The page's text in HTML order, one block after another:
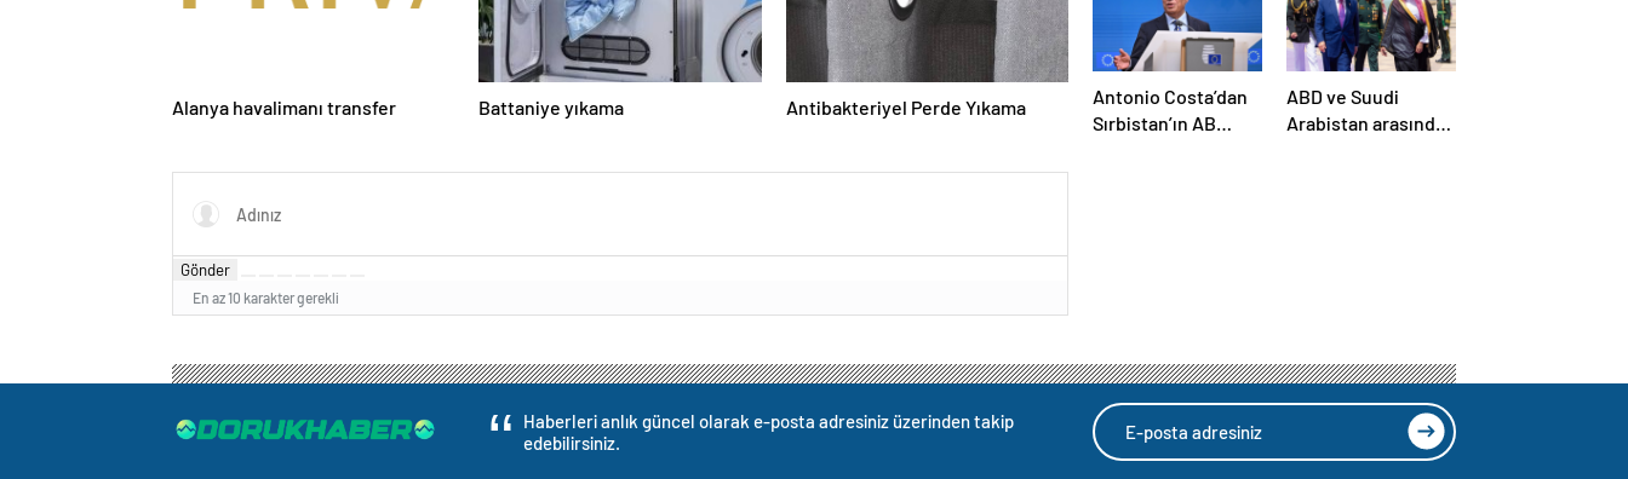
Alanya havalimanı transfer Battaniye yıkama Antibakteriyel Perde Yıkama
Gönder
En az 10 karakter gerekli
Antonio Costa’dan
Sırbistan’ın AB
ABD ve Suudi
Arabistan arasında
Haberleri anlık güncel olarak e-posta adresiniz üzerinden takip
edebilirsiniz.